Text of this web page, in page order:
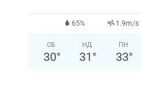
65% 1.9m/s
СБ
30°
НД
31 °
ПН
33°